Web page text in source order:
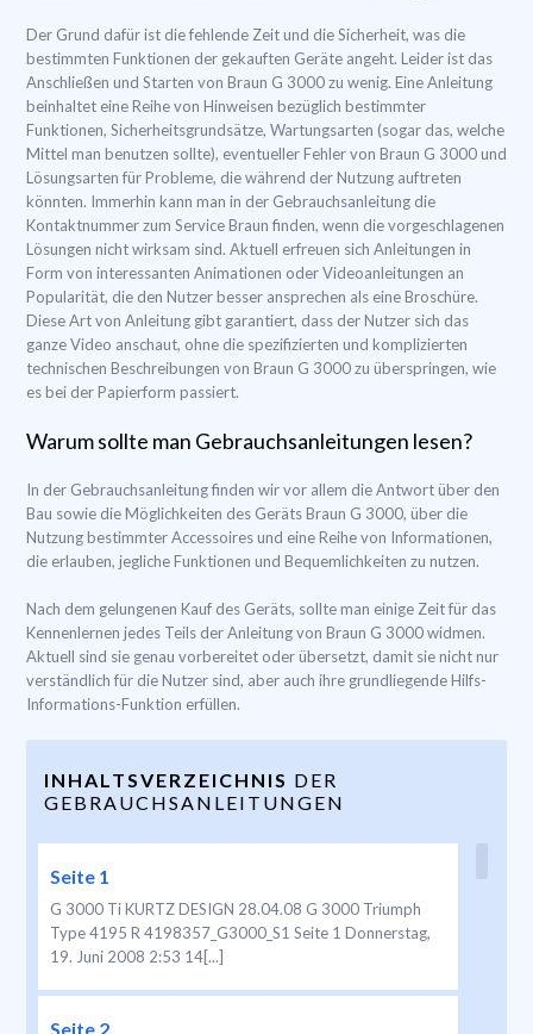
Der Grund dafür ist die fehlende Zeit und die Sicherheit, was die
bestimmten Funktionen der gekauften Geräte angeht. Leider ist das
Anschließen und Starten von Braun G 3000 zu wenig. Eine Anleitung
beinhaltet eine Reihe von Hinweisen bezüglich bestimmter
Funktionen, Sicherheitsgrundsätze, Wartungsarten (sogar das, welche
Mittel man benutzen sollte), eventueller Fehler von Braun G 3000 und
Lösungsarten für Probleme, die während der Nutzung auftreten
könnten. Immerhin kann man in der Gebrauchsanleitung die
Kontaktnummer zum Service Braun finden, wenn die vorgeschlagenen
Lösungen nicht wirksam sind. Aktuell erfreuen sich Anleitungen in
Form von interessanten Animationen oder Videoanleitungen an
Popularität, die den Nutzer besser ansprechen als eine Broschüre.
Diese Art von Anleitung gibt garantiert, dass der Nutzer sich das
ganze Video anschaut, ohne die spezifizierten und komplizierten
technischen Beschreibungen von Braun G 3000 zu überspringen, wie
es bei der Papierform passiert.
Warum sollte man Gebrauchsanleitungen lesen?
In der Gebrauchsanleitung finden wir vor allem die Antwort über den
Bau sowie die Möglichkeiten des Geräts Braun G 3000, über die
Nutzung bestimmter Accessoires und eine Reihe von Informationen,
die erlauben, jegliche Funktionen und Bequemlichkeiten zu nutzen.
Nach dem gelungenen Kauf des Geräts, sollte man einige Zeit für das
Kennenlernen jedes Teils der Anleitung von Braun G 3000 widmen.
Aktuell sind sie genau vorbereitet oder übersetzt, damit sie nicht nur
verständlich für die Nutzer sind, aber auch ihre grundliegende Hilfs-
Informations-Funktion erfüllen.
INHALTSVERZEICHNIS DER
GEBRAUCHSANLEITUNGEN
Seite 1
G 3000 Ti KURTZ DESIGN 28.04.08 G 3000 Triumph
Type 4195 R 4198357_G3000_S1 Seite 1 Donnerstag,
19. Juni 2008 2:53 14[...]
Seite 2